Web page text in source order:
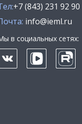
+7 (843) 231 92 90
info@ieml.ru
в социальных сетях: